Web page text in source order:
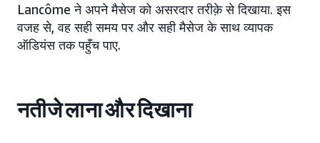
Lancôme ने अपने मैसेज को असरदार तरीक़े से दिखाया. इस
वजह से, वह सही समय पर और सही मैसेज के साथ व्यापक
ऑडियंस तक पहुँच पाए.
नतीजे लाना और दिखाना